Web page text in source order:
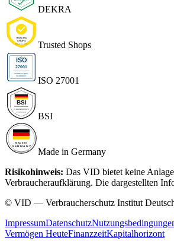
DEKRA
Trusted Shops
ISO 27001
BSI
Made in Germany
Risikohinweis: Das VID bietet keine
Verbraucheraufklärung. Die dargestellten
© VID — Verbraucherschutz Institut
ImpressumDatenschutz
Vermögen HeuteFinanzzeitKapitalhorizont